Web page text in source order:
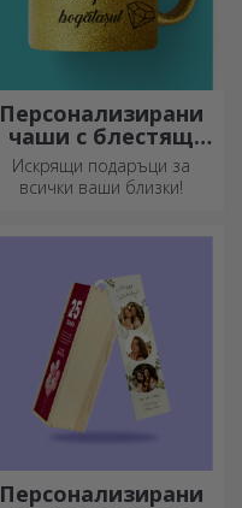
Персонализирани
чаши с блестящ
ефект
Искрящи подаръци за
всички ваши близки!
Персонализирани